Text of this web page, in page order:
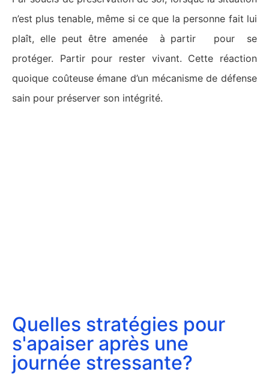
n’est plus tenable, même si ce que la personne fait lui
plaît, elle peut être amenée à partir pour se
protéger. Partir pour rester vivant. Cette réaction
quoique coûteuse émane d’un mécanisme de défense
sain pour préserver son intégrité.
Quelles stratégies pour
s'apaiser après une
journée stressante?